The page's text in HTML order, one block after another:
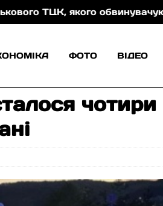
у катуванні
ФОТО ВІДЕО
чотири